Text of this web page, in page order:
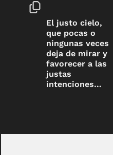
El justo cielo,
que pocas o
ningunas veces
deja de mirar y
favorecer a las
justas
intenciones…